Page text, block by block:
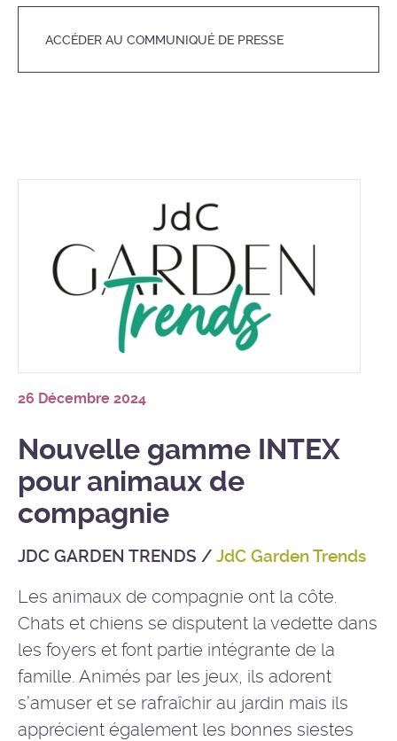
ACCÉDER AU COMMUNIQUÉ DE PRESSE
26 Décembre 2024
Nouvelle gamme INTEX
pour animaux de
compagnie
JDC GARDEN TRENDS / JdC Garden Trends
Les animaux de compagnie ont la côte.
Chats et chiens se disputent la vedette dans
les foyers et font partie intégrante de la
famille. Animés par les jeux, ils adorent
s’amuser et se rafraîchir au jardin mais ils
apprécient également les bonnes siestes